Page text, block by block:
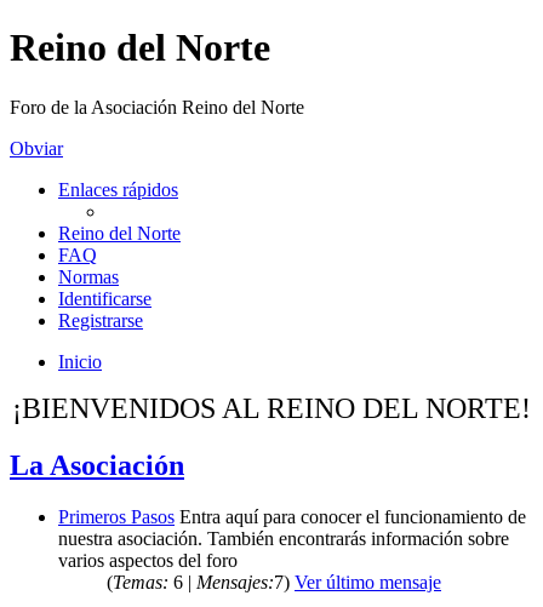
Reino del Norte
Foro de la Asociación Reino del Norte
Obviar
Enlaces rápidos
Reino del Norte
FAQ
Normas
Identificarse
Registrarse
Inicio
¡BIENVENIDOS AL REINO DEL NORTE!
La Asociación
Primeros Pasos Entra aquí para conocer el funcionamiento de
nuestra asociación. También encontrarás información sobre
varios aspectos del foro
(Temas: 6 | Mensajes:7) Ver último mensaje